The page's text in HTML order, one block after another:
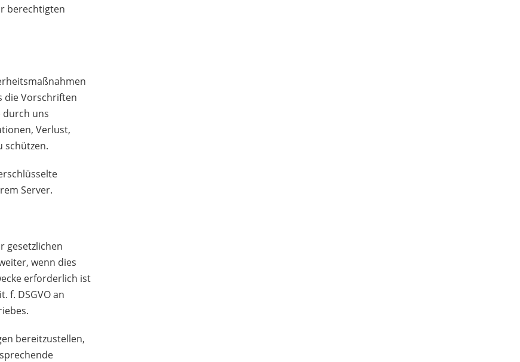
berechtigten
die Vorschriften
durch uns
Verlust,
schützen.
Server.
gesetzlichen
wenn dies
erforderlich ist
f. DSGVO an
bereitzustellen,